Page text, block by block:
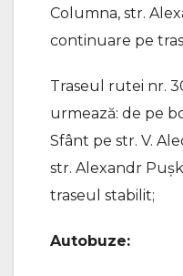
Columna, str.
continuare pe
Traseul rutei nr.
urmează: de pe
Sfânt pe str. V.
str. Alexandr
traseul stabilit;
Autobuze: